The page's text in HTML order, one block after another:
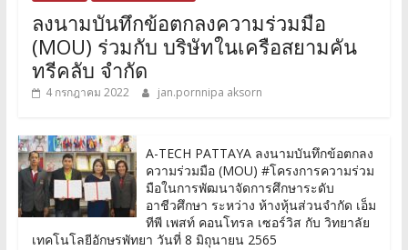
ลงนามบันทึกข้อตกลงความร่วมมือ
(MOU) ร่วมกับ บริษัทในเครือสยามคัน
ทรีคลับ จำกัด
4 กรกฎาคม 2022 jan.pornnipa aksorn
A-TECH PATTAYA ลงนามบันทึกข้อตกลง
ความร่วมมือ (MOU) #โครงการความร่วม
มือในการพัฒนาจัดการศึกษาระดับ
อาชีวศึกษา ระหว่าง ห้างหุ้นส่วนจำกัด เอ็ม
ทีพี เพสท์ คอนโทรล เซอร์วิส กับ วิทยาลัย
เทคโนโลยีอักษรพัทยา วันที่ 8 มิถุนายน 2565